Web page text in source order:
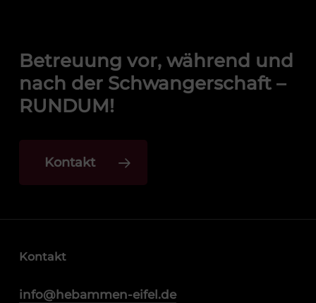
Betreuung vor, während und
nach der Schwangerschaft –
RUNDUM!
Kontakt
Kontakt
info@hebammen-eifel.de